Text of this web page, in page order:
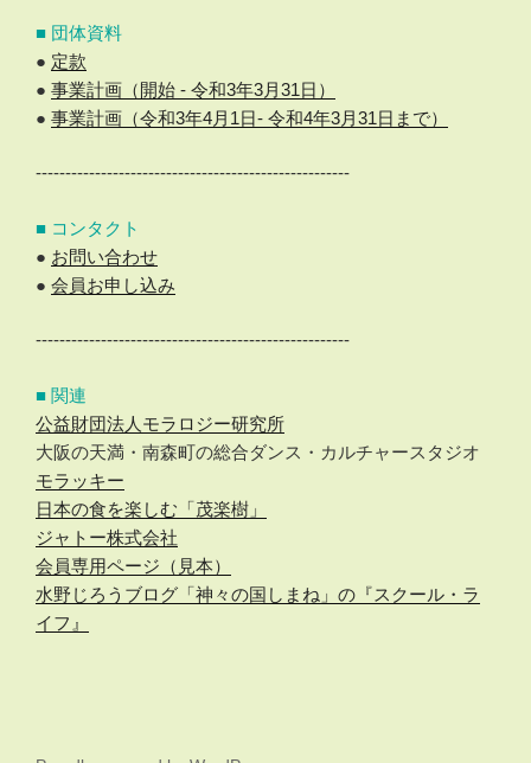
■ 団体資料
● 定款
● 事業計画（開始 - 令和3年3月31日）
● 事業計画（令和3年4月1日- 令和4年3月31日まで）
-----------------------------------------------------
■ コンタクト
● お問い合わせ
● 会員お申し込み
-----------------------------------------------------
■ 関連
公益財団法人モラロジー研究所
大阪の天満・南森町の総合ダンス・カルチャースタジオ
モラッキー
日本の食を楽しむ「茂楽樹」
ジャトー株式会社
会員専用ページ（見本）
水野じろうブログ「神々の国しまね」の『スクール・ラ
イフ』